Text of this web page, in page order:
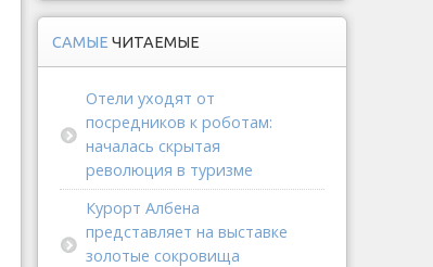
САМЫЕ ЧИТАЕМЫЕ
Отели уходят от
посредников к роботам:
началась скрытая
революция в туризме
Курорт Албена
представляет на выставке
золотые сокровища